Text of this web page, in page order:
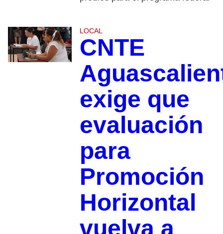
LOCAL
CNTE
exige que
evaluación
para
Promoción
Horizontal
vuelva a